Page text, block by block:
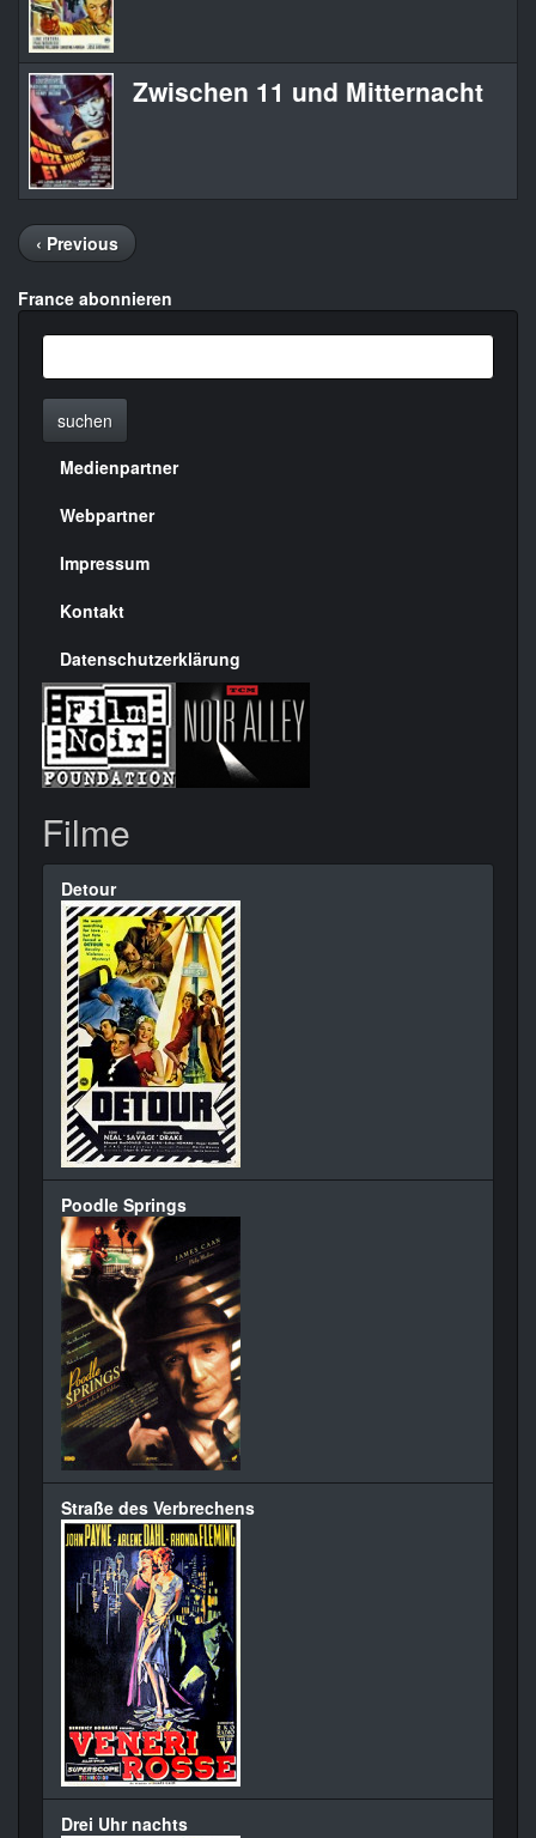
Zwischen 11 und Mitternacht
Seitennummerierung
Vorherige
Seite
‹ Previous
France abonnieren
suchen
Menülinks
rechte
Seite
Medienpartner
Webpartner
Impressum
Kontakt
Datenschutzerklärung
Filme
Detour
Poodle Springs
Straße des Verbrechens
Drei Uhr nachts